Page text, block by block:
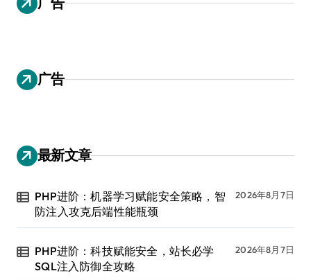
广告
最新文章
PHP进阶：机器学习赋能安全策略，智
防注入攻克后端性能瓶颈
2026年8月7日
PHP进阶：科技赋能安全，站长必学
SQL注入防御全攻略
2026年8月7日